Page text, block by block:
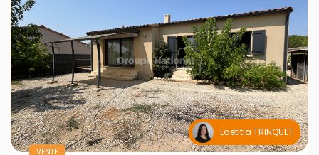
Laetitia TRINQUET
VENTE